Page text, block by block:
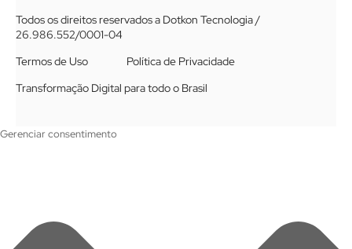
Todos os direitos reservados a Dotkon Tecnologia /
26.986.552/0001-04
Termos de Uso
Política de Privacidade
Transformação Digital para todo o Brasil
Gerenciar consentimento